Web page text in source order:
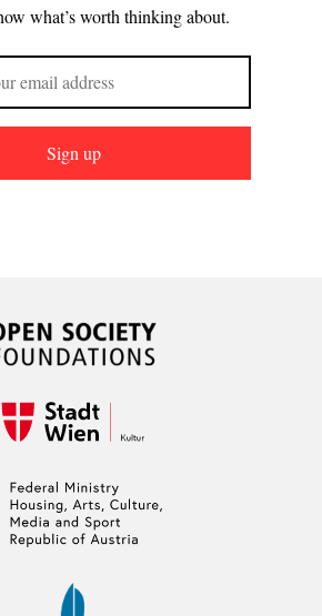
what’s worth thinking about.
Sign up